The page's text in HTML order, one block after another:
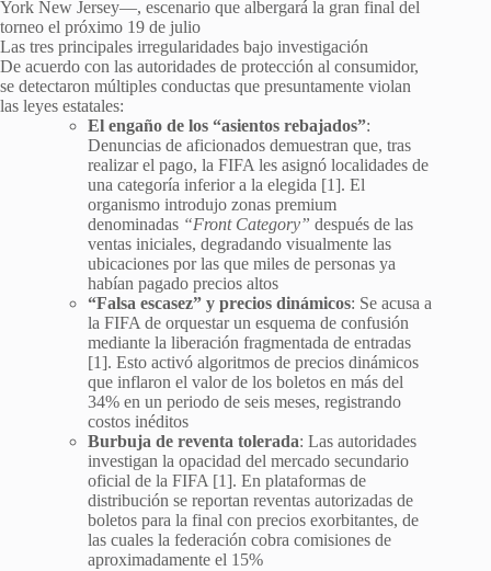
York New Jersey—, escenario que albergará la gran final del
torneo el próximo 19 de julio
Las tres principales irregularidades bajo investigación
De acuerdo con las autoridades de protección al consumidor,
se detectaron múltiples conductas que presuntamente violan
las leyes estatales:
El engaño de los “asientos rebajados”:
Denuncias de aficionados demuestran que, tras
realizar el pago, la FIFA les asignó localidades de
una categoría inferior a la elegida [1]. El
organismo introdujo zonas premium
denominadas “Front Category” después de las
ventas iniciales, degradando visualmente las
ubicaciones por las que miles de personas ya
habían pagado precios altos
“Falsa escasez” y precios dinámicos: Se acusa a
la FIFA de orquestar un esquema de confusión
mediante la liberación fragmentada de entradas
[1]. Esto activó algoritmos de precios dinámicos
que inflaron el valor de los boletos en más del
34% en un periodo de seis meses, registrando
costos inéditos
Burbuja de reventa tolerada: Las autoridades
investigan la opacidad del mercado secundario
oficial de la FIFA [1]. En plataformas de
distribución se reportan reventas autorizadas de
boletos para la final con precios exorbitantes, de
las cuales la federación cobra comisiones de
aproximadamente el 15%